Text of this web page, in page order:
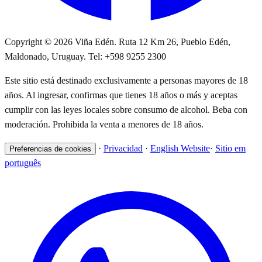
Copyright © 2026 Viña Edén. Ruta 12 Km 26, Pueblo Edén,
Maldonado, Uruguay. Tel: +598 9255 2300
Este sitio está destinado exclusivamente a personas mayores de 18
años. Al ingresar, confirmas que tienes 18 años o más y aceptas
cumplir con las leyes locales sobre consumo de alcohol. Beba con
moderación. Prohibida la venta a menores de 18 años.
Preferencias de cookies · Privacidad · English Website· Sitio em
português